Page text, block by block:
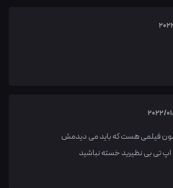
2022/
فیلمی هست که باید می دیدمش
تی بی نظیرید خسته نباشید